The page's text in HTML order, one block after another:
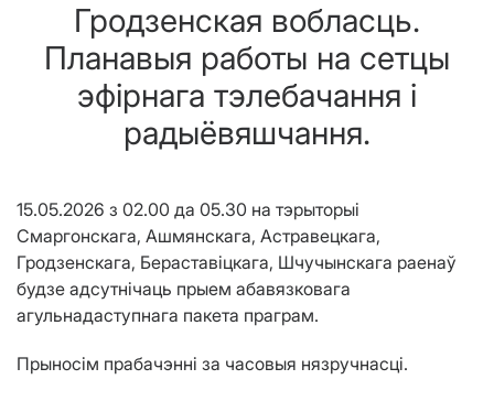
Гродзенская вобласць.
Планавыя работы на сетцы
эфірнага тэлебачання і
радыёвяшчання.
15.05.2026 з 02.00 да 05.30 на тэрыторыі
Смаргонскага, Ашмянскага, Астравецкага,
Гродзенскага, Бераставіцкага, Шчучынскага раенаў
будзе адсутнічаць прыем абавязковага
агульнадаступнага пакета праграм.
Прыносім прабачэнні за часовыя нязручнасці.